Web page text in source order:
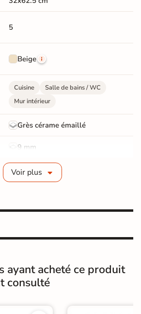
5
Beige
Cuisine
Salle de bains / WC
Mur intérieur
Grès cérame émaillé
9 mm
Non-rectifié
Structurée
Oui
Boite
Voir plus
ayant acheté ce produit
consulté